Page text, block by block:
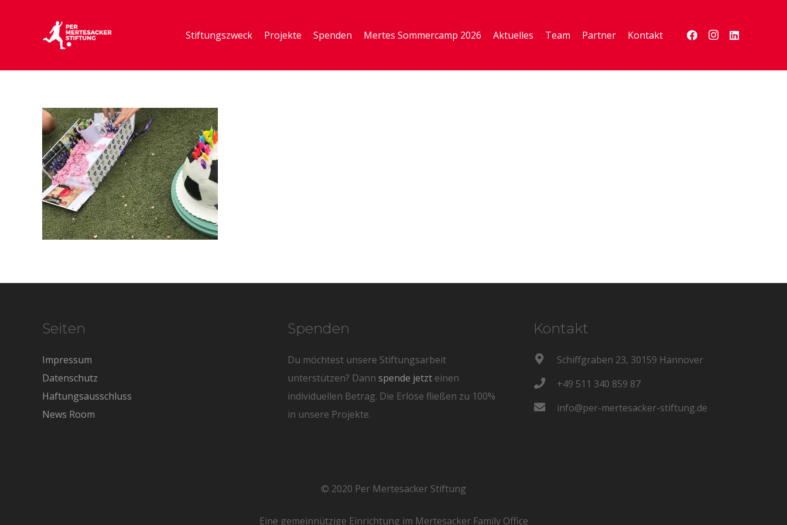
Stiftungszweck Projekte Spenden Mertes Sommercamp 2026 Aktuelles Team Partner Kontakt
Seiten
Impressum
Datenschutz
Haftungsausschluss
News Room
Spenden
Du möchtest unsere Stiftungsarbeit
unterstützen? Dannspende jetzt einen
individuellen Betrag. Die Erlöse fließen zu 100%
in unsere Projekte.
Kontakt
Schiffgraben 23, 30159 Hannover
+49 511 340 859 87
info@per-mertesacker-stiftung.de
© 2020 Per Mertesacker Stiftung
Eine gemeinnützige Einrichtung im Mertesacker Family Office